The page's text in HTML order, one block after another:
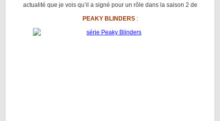
actualité que je vois qu’il a signé pour un rôle dans la saison 2 de
PEAKY BLINDERS: